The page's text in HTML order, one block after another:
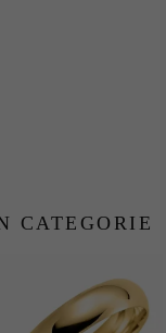
CATEGORIE